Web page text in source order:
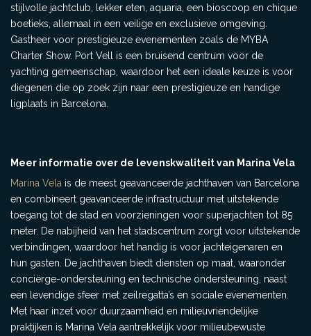
stijlvolle jachtclub, lekker eten, aquaria, een bioscoop en chique
boetieks, allemaal in een veilige en exclusieve omgeving.
Gastheer voor prestigieuze evenementen zoals de MYBA
Charter Show. Port Vell is een bruisend centrum voor de
yachting gemeenschap, waardoor het een ideale keuze is voor
diegenen die op zoek zijn naar een prestigieuze en handige
ligplaats in Barcelona.
Meer informatie over de levenskwaliteit van Marina Vela
Marina Vela is de meest geavanceerde jachthaven van Barcelona
en combineert geavanceerde infrastructuur met uitstekende
toegang tot de stad en voorzieningen voor superjachten tot 85
meter. De nabijheid van het stadscentrum zorgt voor uitstekende
verbindingen, waardoor het handig is voor jachteigenaren en
hun gasten. De jachthaven biedt diensten op maat, waaronder
conciërge-ondersteuning en technische ondersteuning, naast
een levendige sfeer met zeilregatta’s en sociale evenementen.
Met haar inzet voor duurzaamheid en milieuvriendelijke
praktijken is Marina Vela aantrekkelijk voor milieubewuste